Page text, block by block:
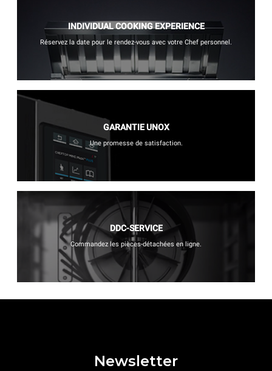
INDIVIDUAL COOKING EXPERIENCE
Réservez la date pour le rendez-vous avec votre Chef personnel.
GARANTIE UNOX
Une promesse de satisfaction.
DDC-SERVICE
Commandez les pièces-détachées en ligne.
Newsletter